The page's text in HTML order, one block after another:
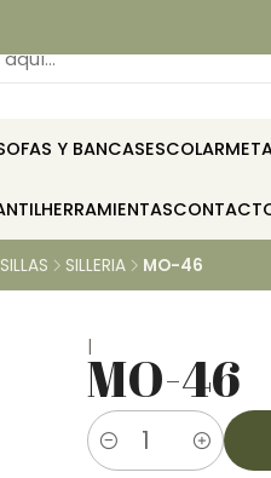
Y BANCASESCOLAR
HERRAMIENTAS
SILLAS SILLERIA MO-46
|MO-46
Cantidad